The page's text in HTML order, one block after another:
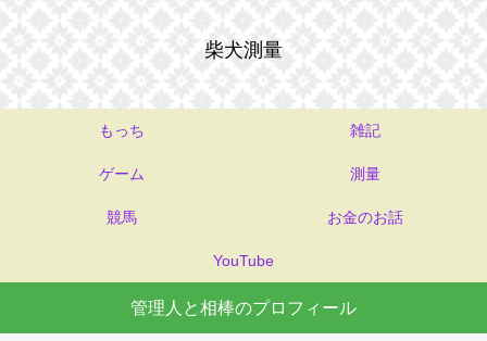
柴犬測量
もっち 雑記
ゲーム 測量
競馬 お金のお話
YouTube
管理人と相棒のプロフィール